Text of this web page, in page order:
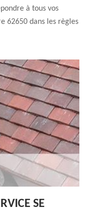
à tous vos
62650 dans les règles
SE